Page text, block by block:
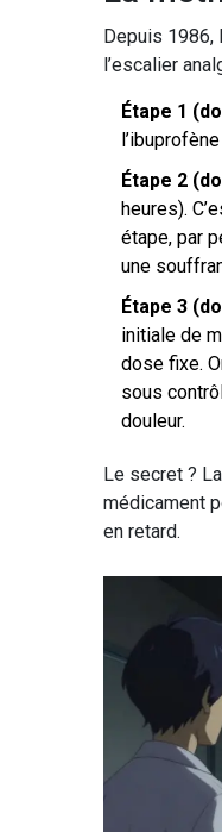
Depuis 1986,
l’escalier
Étape 1
Étape 2
heures).
étape, par
une
Étape 3
initiale de
dose fixe.
sous
douleur.
Le secret ?
médicament
en retard.